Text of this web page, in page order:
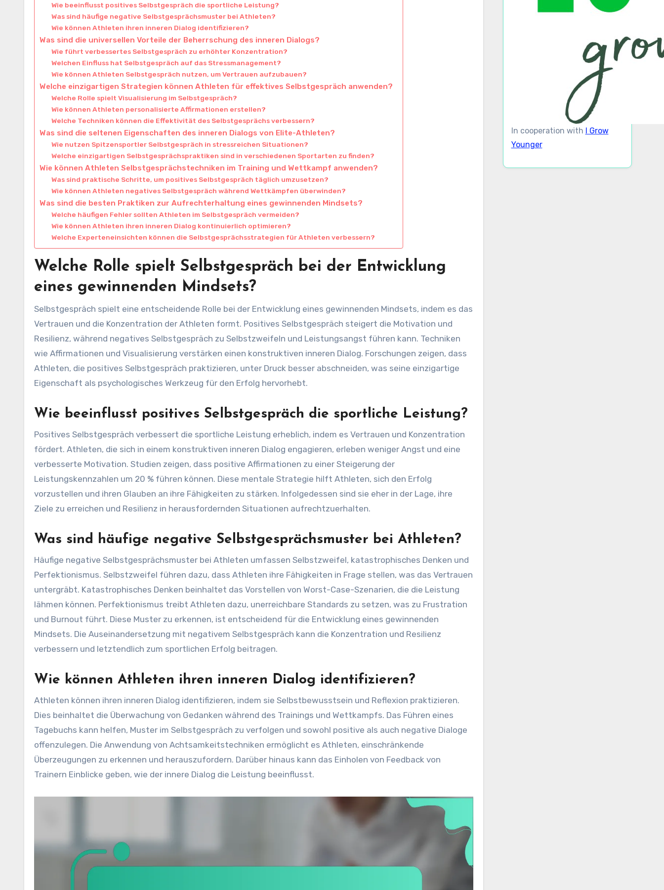
Wie beeinflusst positives Selbstgespräch die sportliche Leistung?
Was sind häufige negative Selbstgesprächsmuster bei Athleten?
Wie können Athleten ihren inneren Dialog identifizieren?
Was sind die universellen Vorteile der Beherrschung des inneren Dialogs?
Wie führt verbessertes Selbstgespräch zu erhöhter Konzentration?
Welchen Einfluss hat Selbstgespräch auf das Stressmanagement?
Wie können Athleten Selbstgespräch nutzen, um Vertrauen aufzubauen?
Welche einzigartigen Strategien können Athleten für effektives Selbstgespräch anwenden?
Welche Rolle spielt Visualisierung im Selbstgespräch?
Wie können Athleten personalisierte Affirmationen erstellen?
Welche Techniken können die Effektivität des Selbstgesprächs verbessern?
Was sind die seltenen Eigenschaften des inneren Dialogs von Elite-Athleten?
Wie nutzen Spitzensportler Selbstgespräch in stressreichen Situationen?
Welche einzigartigen Selbstgesprächspraktiken sind in verschiedenen Sportarten zu finden?
Wie können Athleten Selbstgesprächstechniken im Training und Wettkampf anwenden?
Was sind praktische Schritte, um positives Selbstgespräch täglich umzusetzen?
Wie können Athleten negatives Selbstgespräch während Wettkämpfen überwinden?
Was sind die besten Praktiken zur Aufrechterhaltung eines gewinnenden Mindsets?
Welche häufigen Fehler sollten Athleten im Selbstgespräch vermeiden?
Wie können Athleten ihren inneren Dialog kontinuierlich optimieren?
Welche Experteneinsichten können die Selbstgesprächsstrategien für Athleten verbessern?
Welche Rolle spielt Selbstgespräch bei der Entwicklung
eines gewinnenden Mindsets?
Selbstgespräch spielt eine entscheidende Rolle bei der Entwicklung eines gewinnenden Mindsets, indem es das
Vertrauen und die Konzentration der Athleten formt. Positives Selbstgespräch steigert die Motivation und
Resilienz, während negatives Selbstgespräch zu Selbstzweifeln und Leistungsangst führen kann. Techniken
wie Affirmationen und Visualisierung verstärken einen konstruktiven inneren Dialog. Forschungen zeigen, dass
Athleten, die positives Selbstgespräch praktizieren, unter Druck besser abschneiden, was seine einzigartige
Eigenschaft als psychologisches Werkzeug für den Erfolg hervorhebt.
Wie beeinflusst positives Selbstgespräch die sportliche Leistung?
Positives Selbstgespräch verbessert die sportliche Leistung erheblich, indem es Vertrauen und Konzentration
fördert. Athleten, die sich in einem konstruktiven inneren Dialog engagieren, erleben weniger Angst und eine
verbesserte Motivation. Studien zeigen, dass positive Affirmationen zu einer Steigerung der
Leistungskennzahlen um 20 % führen können. Diese mentale Strategie hilft Athleten, sich den Erfolg
vorzustellen und ihren Glauben an ihre Fähigkeiten zu stärken. Infolgedessen sind sie eher in der Lage, ihre
Ziele zu erreichen und Resilienz in herausfordernden Situationen aufrechtzuerhalten.
Was sind häufige negative Selbstgesprächsmuster bei Athleten?
Häufige negative Selbstgesprächsmuster bei Athleten umfassen Selbstzweifel, katastrophisches Denken und
Perfektionismus. Selbstzweifel führen dazu, dass Athleten ihre Fähigkeiten in Frage stellen, was das Vertrauen
untergräbt. Katastrophisches Denken beinhaltet das Vorstellen von Worst-Case-Szenarien, die die Leistung
lähmen können. Perfektionismus treibt Athleten dazu, unerreichbare Standards zu setzen, was zu Frustration
und Burnout führt. Diese Muster zu erkennen, ist entscheidend für die Entwicklung eines gewinnenden
Mindsets. Die Auseinandersetzung mit negativem Selbstgespräch kann die Konzentration und Resilienz
verbessern und letztendlich zum sportlichen Erfolg beitragen.
Wie können Athleten ihren inneren Dialog identifizieren?
Athleten können ihren inneren Dialog identifizieren, indem sie Selbstbewusstsein und Reflexion praktizieren.
Dies beinhaltet die Überwachung von Gedanken während des Trainings und Wettkampfs. Das Führen eines
Tagebuchs kann helfen, Muster im Selbstgespräch zu verfolgen und sowohl positive als auch negative Dialoge
offenzulegen. Die Anwendung von Achtsamkeitstechniken ermöglicht es Athleten, einschränkende
Überzeugungen zu erkennen und herauszufordern. Darüber hinaus kann das Einholen von Feedback von
Trainern Einblicke geben, wie der innere Dialog die Leistung beeinflusst.
In cooperation with I Grow
Younger